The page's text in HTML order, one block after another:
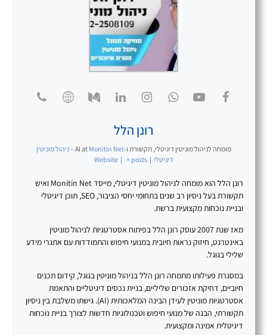
רונן הלל
מומחה לניהול מוניטין דיגיטלי, תקשורת ו-AI at
Monitin Net – ניהול מוניטין
דיגיטלי |
Website | + posts
רונן הלל הוא מומחה לניהול מוניטין דיגיטלי, מייסד Monitin Net ואיש
תקשורת בעל ניסיון רב שנים בתחומי יחסי הציבור, SEO, תוכן דיגיטלי
ובניית נוכחות מקצועית ברשת.
מאז שנת 2007 עוסק רונן הלל בפיתוח אסטרטגיות לניהול מוניטין
באינטרנט, חיזוק נראות חיובית במנועי חיפוש והתמודדות עם אתגרי מידע
שלילי בגוגל.
במסגרת פעילותו מתמחה רונן הלל בניהול מוניטין בגוגל, קידום תכנים
חיוביים, דחיקת אזכורים שליליים, בניית נכסים דיגיטליים והתאמת
אסטרטגיות מוניטין לעידן הבינה המלאכותית (AI). גישתו משלבת בין ניסיון
תקשורתי, הבנה של מנועי חיפוש וטכנולוגיות חדשות לצורך בניית נוכחות
דיגיטלית אמינה ומקצועית.